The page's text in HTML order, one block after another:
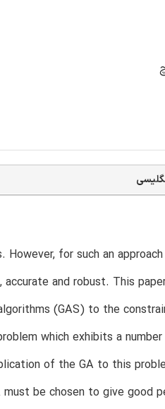
for such an
and robust. This
(GAS) to the
which exhibits a
of the GA to this
be chosen to give good